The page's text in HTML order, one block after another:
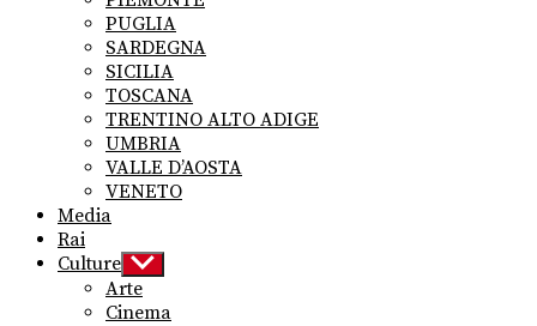
PUGLIA
SARDEGNA
SICILIA
TOSCANA
TRENTINO ALTO ADIGE
UMBRIA
VALLE D’AOSTA
VENETO
Media
Rai
Culture Show
sub
menu
Arte
Cinema